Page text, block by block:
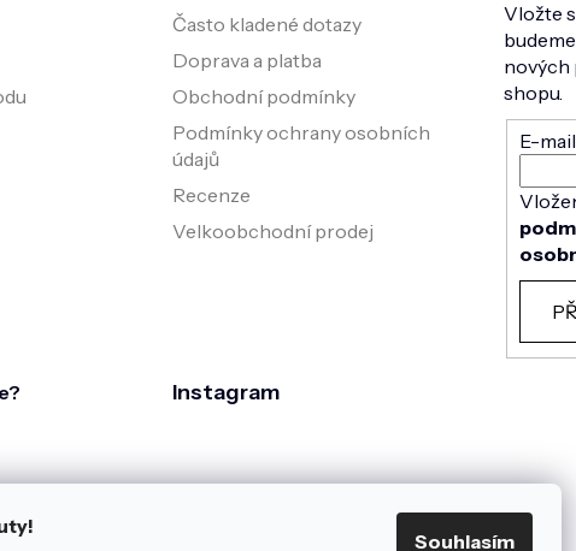
Souhlasím
Často kladené dotazy
Doprava a platba
Obchodní podmínky
Podmínky ochrany osobních
údajů
Recenze
Velkoobchodní prodej
Vložte
nových
shopu.
E-mail
podle
za
Instagram